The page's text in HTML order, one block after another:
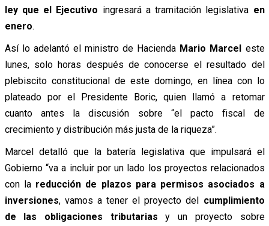
ley que el Ejecutivo ingresará a tramitación legislativa en
enero.
Así lo adelantó el ministro de Hacienda Mario Marcel este
lunes, solo horas después de conocerse el resultado del
plebiscito constitucional de este domingo, en línea con lo
plateado por el Presidente Boric, quien llamó a retomar
cuanto antes la discusión sobre “el pacto fiscal de
crecimiento y distribución más justa de la riqueza”.
Marcel detalló que la batería legislativa que impulsará el
Gobierno “va a incluir por un lado los proyectos relacionados
con lareducción de plazos para permisos asociados a
inversiones, vamos a tener el proyecto del cumplimiento
de las obligaciones tributarias y un proyecto sobre